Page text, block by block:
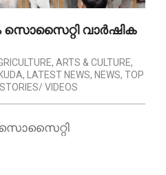
സൊസൈറ്റി വാർഷിക
, ARTS & CULTURE,
, LATEST NEWS, NEWS, TOP
VIDEOS
സൊസൈറ്റി